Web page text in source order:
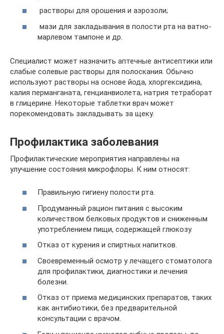
растворы для орошения и аэрозоли;
мази для закладывания в полости рта на ватно-
марлевом тампоне и др.
Специалист может назначить аптечные антисептики или
слабые солевые растворы для полоскания. Обычно
используют растворы на основе йода, хлоргексидина,
калия перманганата, генцианвиолета, натрия тетраборат
в глицерине. Некоторые таблетки врач может
порекомендовать закладывать за щеку.
Профилактика заболевания
Профилактические мероприятия направлены на
улучшение состояния микрофлоры. К ним относят:
Правильную гигиену полости рта.
Продуманный рацион питания с высоким
количеством белковых продуктов и сниженным
употреблением пищи, содержащей глюкозу.
Отказ от курения и спиртных напитков.
Своевременный осмотр у лечащего стоматолога
для профилактики, диагностики и лечения
болезни.
Отказ от приема медицинских препаратов, таких
как антибиотики, без предварительной
консультации с врачом.